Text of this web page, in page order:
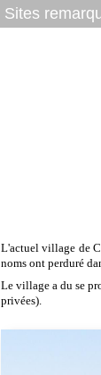
Sites
L'actuel village de
noms ont perduré
Le village a du se
privées).